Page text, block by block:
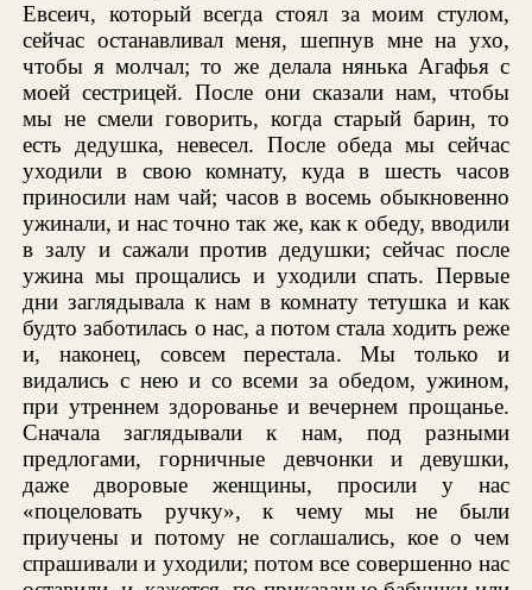
Евсеич, который всегда стоял за моим стулом,
сейчас останавливал меня, шепнув мне на ухо,
чтобы я молчал; то же делала нянька Агафья с
моей сестрицей. После они сказали нам, чтобы
мы не смели говорить, когда старый барин, то
есть дедушка, невесел. После обеда мы сейчас
уходили в свою комнату, куда в шесть часов
приносили нам чай; часов в восемь обыкновенно
ужинали, и нас точно так же, как к обеду, вводили
в залу и сажали против дедушки; сейчас после
ужина мы прощались и уходили спать. Первые
дни заглядывала к нам в комнату тетушка и как
будто заботилась о нас, а потом стала ходить реже
и, наконец, совсем перестала. Мы только и
видались с нею и со всеми за обедом, ужином,
при утреннем здорованье и вечернем прощанье.
Сначала заглядывали к нам, под разными
предлогами, горничные девчонки и девушки,
даже дворовые женщины, просили у нас
«поцеловать ручку», к чему мы не были
приучены и потому не соглашались, кое о чем
спрашивали и уходили; потом все совершенно нас